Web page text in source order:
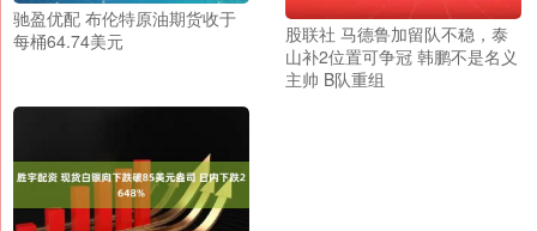
驰盈优配 布伦特原油期货收于
每桶64.74美元
股联社 马德鲁加留队不稳，泰
山补2位置可争冠 韩鹏不是名义
主帅 B队重组